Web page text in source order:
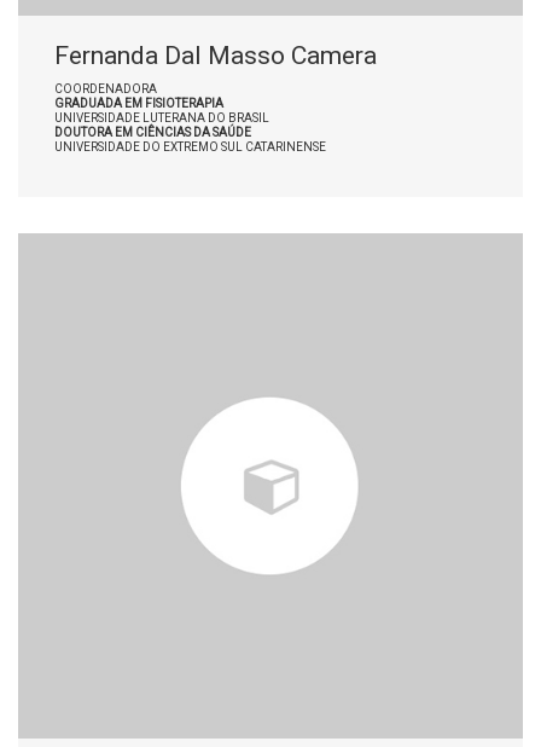
Fernanda Dal Masso Camera
COORDENADORA
GRADUADA EM FISIOTERAPIA
UNIVERSIDADE LUTERANA DO BRASIL
DOUTORA EM CIÊNCIAS DA SAÚDE
UNIVERSIDADE DO EXTREMO SUL CATARINENSE